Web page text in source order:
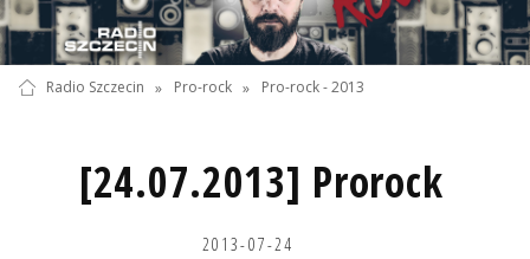
Radio Szczecin » Pro-rock » Pro-rock - 2013
[24.07.2013] Prorock
2013-07-24